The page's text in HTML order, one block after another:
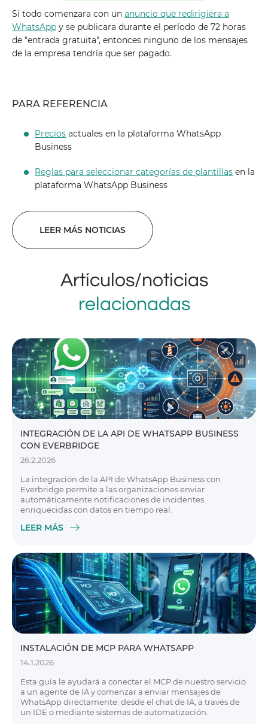
Si todo comenzara con un anuncio que redirigiera a
WhatsApp y se publicara durante el período de 72 horas
de "entrada gratuita", entonces ninguno de los mensajes
de la empresa tendría que ser pagado.
PARA REFERENCIA
Precios actuales en la plataforma WhatsApp
Business
Reglas para seleccionar categorías de plantillas en la
plataforma WhatsApp Business
LEER MÁS NOTICIAS
Artículos/noticias
relacionadas
INTEGRACIÓN DE LA API DE WHATSAPP BUSINESS
CON EVERBRIDGE
26.2.2026
La integración de la API de WhatsApp Business con
Everbridge permite a las organizaciones enviar
automáticamente notificaciones de incidentes
enriquecidas con datos en tiempo real.
LEER MÁS
INSTALACIÓN DE MCP PARA WHATSAPP
14.1.2026
Esta guía le ayudará a conectar el MCP de nuestro servicio
a un agente de IA y comenzar a enviar mensajes de
WhatsApp directamente: desde el chat de IA, a través de
un IDE o mediante sistemas de automatización.